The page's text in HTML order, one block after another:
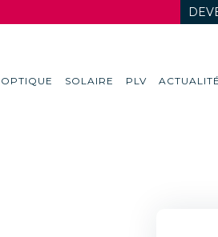
OPTIQUE SOLAIRE PLV